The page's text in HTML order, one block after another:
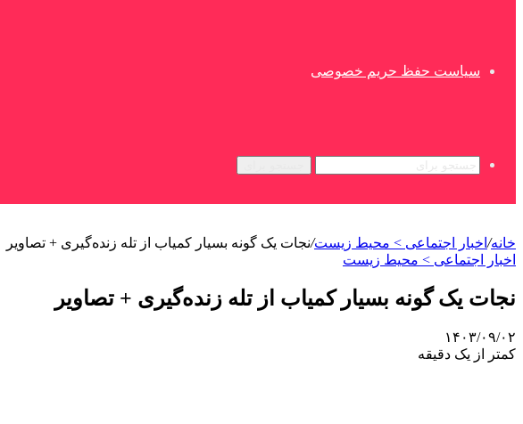
سیاست حفظ حریم خصوصی
خانه/ اخبار اجتماعی > محیط زیست/نجات یک گونه بسیار کمیاب از تله زنده‌گیری + تصاویر
اخبار اجتماعی > محیط زیست
نجات یک گونه بسیار کمیاب از تله زنده‌گیری + تصاویر
۱۴۰۳/۰۹/۰۲
کمتر از یک دقیقه